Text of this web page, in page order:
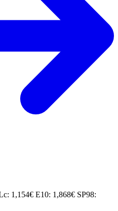
1,154€ E10: 1,868€ SP98: